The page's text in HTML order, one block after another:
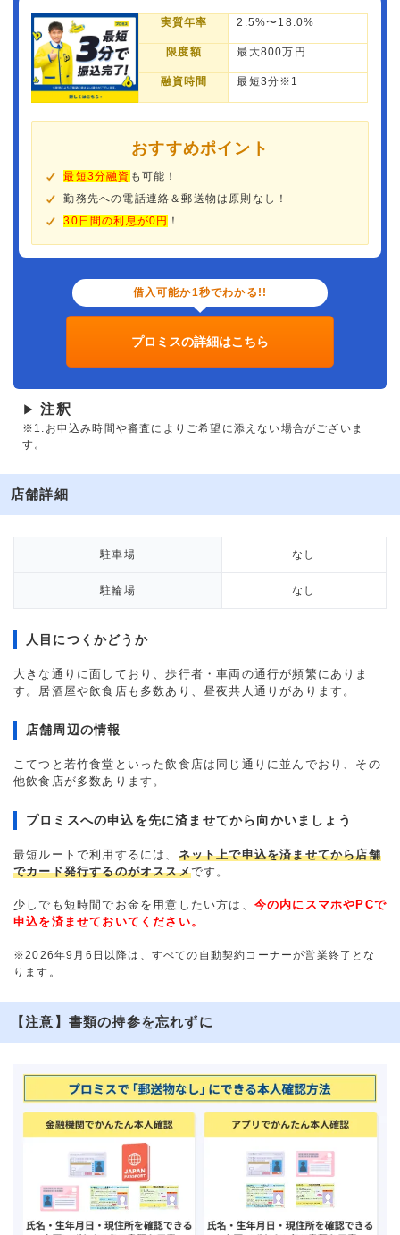
実質年率 2.5%〜18.0%
限度額 最大800万円
融資時間 最短3分※1
おすすめポイント
最短3分融資 も可能！
勤務先への電話連絡＆郵送物は原則なし！
30日間の利息が0円 ！
借入可能か1秒でわかる!!
プロミスの詳細はこちら
▶ 注釈
※1.お申込み時間や審査によりご希望に添えない場合がございま
す。
店舗詳細
駐車場 なし
駐輪場 なし
人目につくかどうか
大きな通りに面しており、歩行者・車両の通行が頻繁にありま
す。居酒屋や飲食店も多数あり、昼夜共人通りがあります。
店舗周辺の情報
こてつと若竹食堂といった飲食店は同じ通りに並んでおり、その
他飲食店が多数あります。
プロミスへの申込を先に済ませてから向かいましょう
最短ルートで利用するには、 ネット上で申込を済ませてから店舗
でカード発行するのがオススメです。
少しでも短時間でお金を用意したい方は、 今の内にスマホやPCで
申込を済ませておいてください。
※2026年9月6日以降は、すべての自動契約コーナーが営業終了とな
ります。
【注意】書類の持参を忘れずに